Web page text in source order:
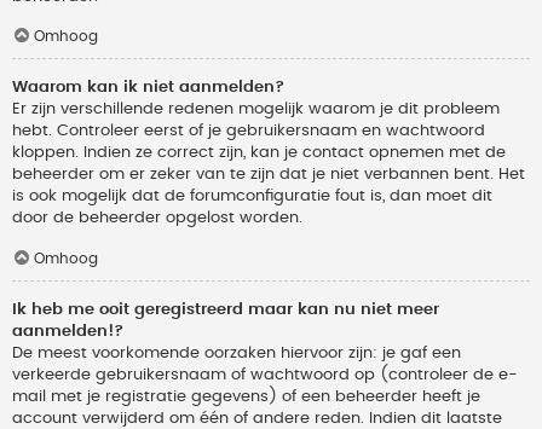
Omhoog
Waarom kan ik niet aanmelden?
Er zijn verschillende redenen mogelijk waarom je dit probleem
hebt. Controleer eerst of je gebruikersnaam en wachtwoord
kloppen. Indien ze correct zijn, kan je contact opnemen met de
beheerder om er zeker van te zijn dat je niet verbannen bent. Het
is ook mogelijk dat de forumconfiguratie fout is, dan moet dit
door de beheerder opgelost worden.
Omhoog
Ik heb me ooit geregistreerd maar kan nu niet meer
aanmelden!?
De meest voorkomende oorzaken hiervoor zijn: je gaf een
verkeerde gebruikersnaam of wachtwoord op (controleer de e-
mail met je registratie gegevens) of een beheerder heeft je
account verwijderd om één of andere reden. Indien dit laatste